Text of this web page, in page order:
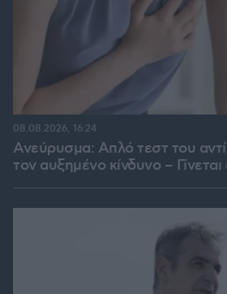
Ανεύρυσμα: Απλό τεστ του
τον αυξημένο κίνδυνο – Γίνεται
08.08.2026, 16:24